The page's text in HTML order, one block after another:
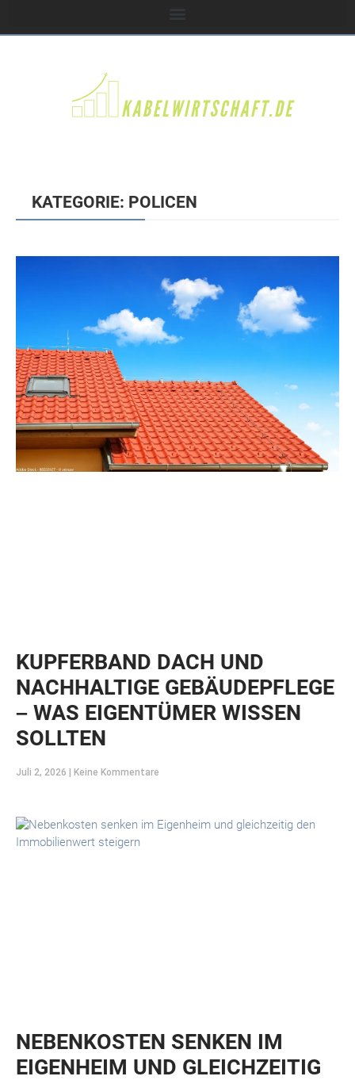
KATEGORIE: POLICEN
KUPFERBAND DACH UND
NACHHALTIGE GEBÄUDEPFLEGE
– WAS EIGENTÜMER WISSEN
SOLLTEN
Juli 2, 2026 Keine Kommentare
NEBENKOSTEN SENKEN IM
EIGENHEIM UND GLEICHZEITIG